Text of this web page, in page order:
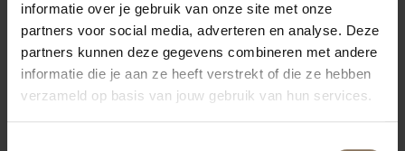
informatie over je gebruik van onze site met onze
partners voor social media, adverteren en analyse. Deze
partners kunnen deze gegevens combineren met andere
informatie die je aan ze heeft verstrekt of die ze hebben
verzameld op basis van jouw gebruik van hun services.
E
ES Originals
Elsrijk
F
Fritz Hansen
Fredericia